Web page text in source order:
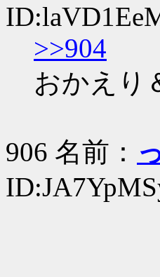
>>904
おかえ
906 名前：
＿人
＞